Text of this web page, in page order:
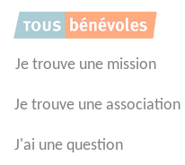
Je trouve une mission
Je trouve une association
J'ai une question
Panneau de gestion des cookies